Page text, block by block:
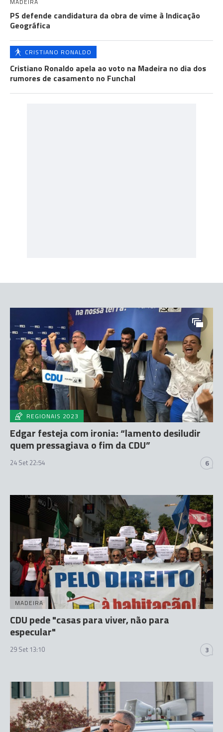
PS defende candidatura da obra de vime à Indicação
Geográfica
CRISTIANO RONALDO
Cristiano Ronaldo apela ao voto na Madeira no dia dos
rumores de casamento no Funchal
REGIONAIS 2023
Edgar festeja com ironia: “lamento desiludir
quem pressagiava o fim da CDU”
24 Set 22:54 6
MADEIRA
CDU pede "casas para viver, não para
especular"
29 Set 13:10 3